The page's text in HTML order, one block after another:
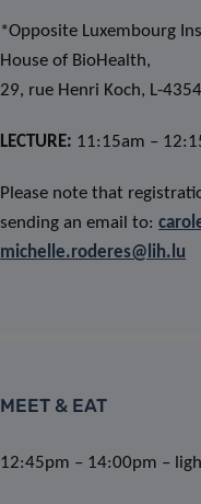
*Opposite Luxembourg
House of BioHealth,
29, rue Henri Koch, L-
LECTURE: 11:15am –
Please note that
sending an email to:
michelle.roderes@lih.lu
MEET & EAT
12:45pm – 14:00pm –